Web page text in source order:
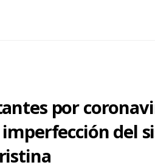
por
del